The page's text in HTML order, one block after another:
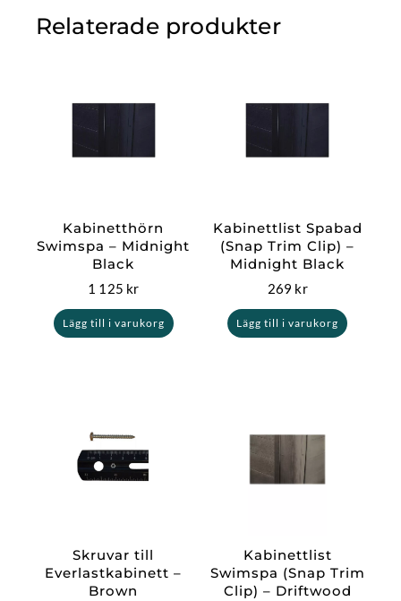
Relaterade produkter
Kabinetthörn
Swimspa – Midnight
Black
1 125 kr
Lägg till i varukorg
Kabinettlist Spabad
(Snap Trim Clip) –
Midnight Black
269 kr
Lägg till i varukorg
Skruvar till
Everlastkabinett –
Brown
Kabinettlist
Swimspa (Snap Trim
Clip) – Driftwood